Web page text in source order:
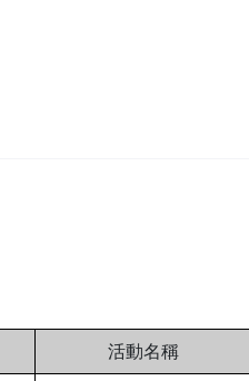
活動名稱